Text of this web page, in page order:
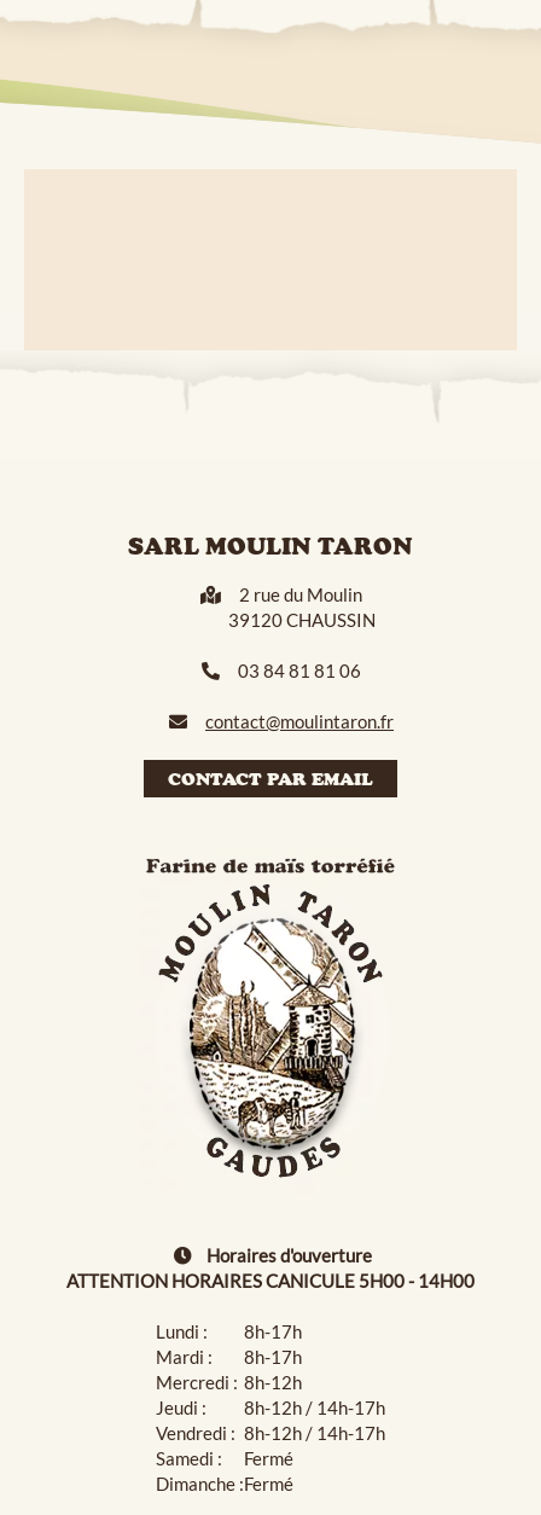
SARL MOULIN TARON
2 rue du Moulin
39120 CHAUSSIN
03 84 81 81 06
contact@moulintaron.fr
CONTACT PAR EMAIL
Horaires d'ouverture
ATTENTION HORAIRES CANICULE 5H00 - 14H00
Lundi :
8h-17h
Mardi :
8h-17h
Mercredi : 8h-12h
Jeudi :
8h-12h / 14h-17h
Vendredi : 8h-12h / 14h-17h
Samedi :
Fermé
Dimanche :Fermé